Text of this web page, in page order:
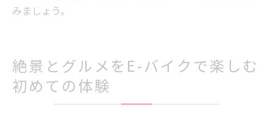
みましょう。
絶景とグルメをE-バイクで楽しむ
初めての体験